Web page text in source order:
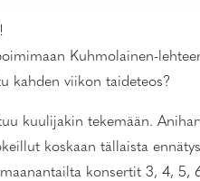
Kuhmolainen-
kahden viikon taideteos?
kuulijakin tekemään.
koskaan tällaista
konsertit 3, 4, 5,